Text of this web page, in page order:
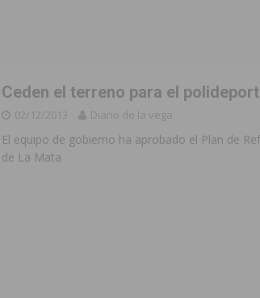
las Fiestas de las Urbanizaciones de Ciudad Quesada
prórroga de la ORA en Orihuela ‘sin mejoras ni
un balance histórico y consolida a Dolores como
de ‘Refluye Mi Río’ y recibirá 3,3 millones de la
sinfónico de la Orquesta de Jóvenes de la
Ceden el terreno para el
02/12/2013 Diario de la vega
El equipo de gobierno ha aprobado el Plan de
de La Mata